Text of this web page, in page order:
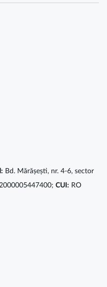
Bd. Mărășești, nr. 4-6, sector
CUI: RO